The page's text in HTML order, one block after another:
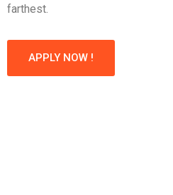
farthest.
APPLY NOW !